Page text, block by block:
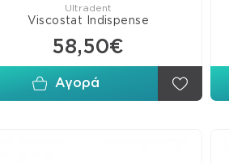
Ultradent
Viscostat Indispense
58,50€
Αγορά